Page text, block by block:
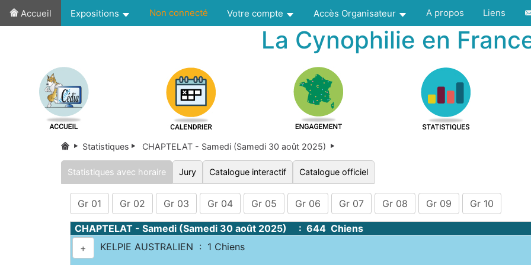
Accueil Expositions Non connecté Votre compte Accès Organisateur A propos Liens
La Cynophilie en
Statistiques CHAPTELAT - Samedi (Samedi 30 août 2025)
Statistiques avec horaire Jury Catalogue interactif Catalogue officiel
Gr 01 Gr 02 Gr 03 Gr 04 Gr 05 Gr 06 Gr 07 Gr 08 Gr 09 Gr 10
CHAPTELAT - Samedi (Samedi 30 août 2025) : 644 Chiens
+
KELPIE AUSTRALIEN : 1 Chiens